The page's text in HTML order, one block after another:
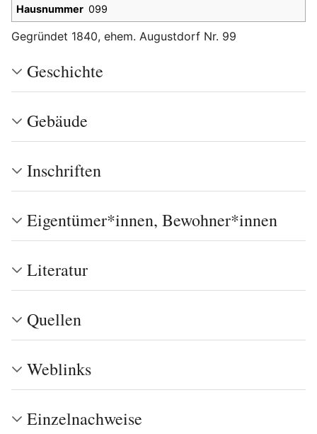
Hausnummer 099
Gegründet 1840, ehem. Augustdorf Nr. 99
Geschichte
Gebäude
Inschriften
Eigentümer*innen, Bewohner*innen
Literatur
Quellen
Weblinks
Einzelnachweise